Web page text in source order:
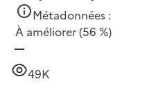
Métadonnées :
À améliorer(56 %)
49K